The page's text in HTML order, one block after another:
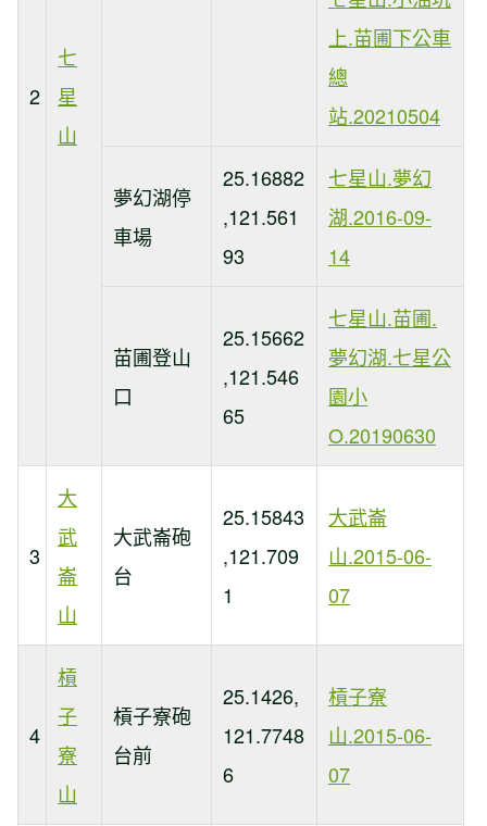
2
七
星
山
上.苗圃下公車
總
站.20210504
夢幻湖停
車場
25.16882
,121.561
93
七星山.夢幻
湖.2016-09-
14
苗圃登山
口
25.15662
,121.546
65
七星山.苗圃.
夢幻湖.七星公
園小
O.20190630
3
大
武
崙
山
大武崙砲
台
25.15843
,121.709
1
大武崙
山.2015-06-
07
4
槓
子
寮
山
槓子寮砲
台前
25.1426,
121.7748
6
槓子寮
山.2015-06-
07